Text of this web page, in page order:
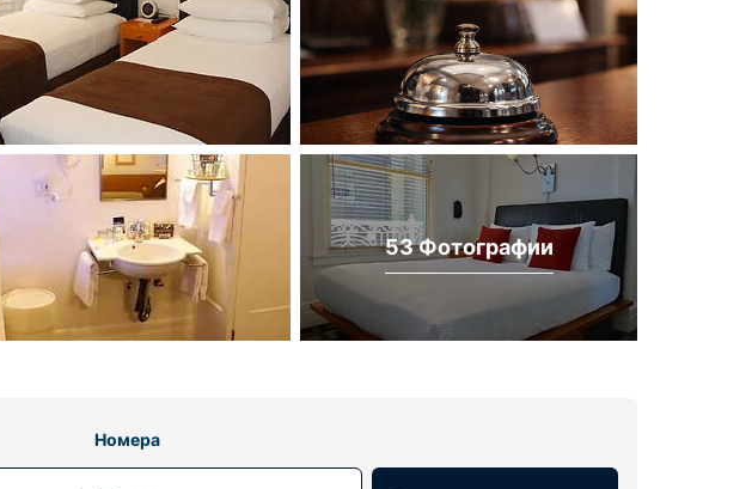
53 Фотографии
Номера